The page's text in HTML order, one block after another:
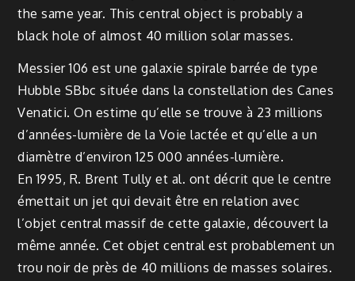
the same year. This central object is probably a
black hole of almost 40 million solar masses.
Messier 106 est une galaxie spirale barrée de type
Hubble SBbc située dans la constellation des Canes
Venatici. On estime qu’elle se trouve à 23 millions
d’années-lumière de la Voie lactée et qu’elle a un
diamètre d’environ 125 000 années-lumière.
En 1995, R. Brent Tully et al. ont décrit que le centre
émettait un jet qui devait être en relation avec
l’objet central massif de cette galaxie, découvert la
même année. Cet objet central est probablement un
trou noir de près de 40 millions de masses solaires.